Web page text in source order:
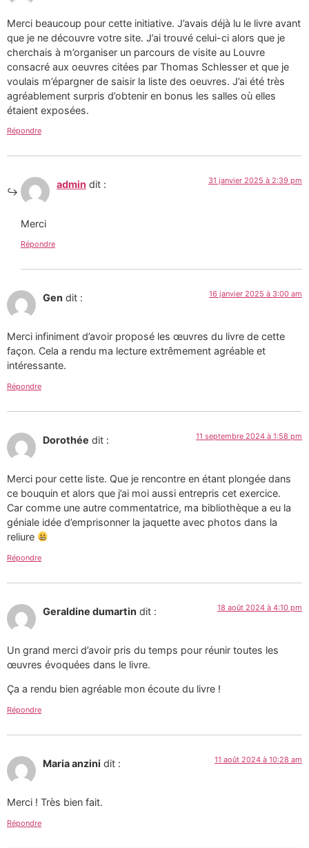
Merci beaucoup pour cette initiative. J’avais déjà lu le livre avant
que je ne découvre votre site. J’ai trouvé celui-ci alors que je
cherchais à m’organiser un parcours de visite au Louvre
consacré aux oeuvres citées par Thomas Schlesser et que je
voulais m’épargner de saisir la liste des oeuvres. J’ai été très
agréablement surpris d’obtenir en bonus les salles où elles
étaient exposées.
Répondre
admin dit : 31 janvier 2025 à 2:39 pm
Merci
Répondre
Gen dit : 16 janvier 2025 à 3:00 am
Merci infiniment d’avoir proposé les œuvres du livre de cette
façon. Cela a rendu ma lecture extrêmement agréable et
intéressante.
Répondre
Dorothée dit : 11 septembre 2024 à 1:58 pm
Merci pour cette liste. Que je rencontre en étant plongée dans
ce bouquin et alors que j’ai moi aussi entrepris cet exercice.
Car comme une autre commentatrice, ma bibliothèque a eu la
géniale idée d’emprisonner la jaquette avec photos dans la
reliure
Répondre
Geraldine dumartin dit : 18 août 2024 à 4:10 pm
Un grand merci d’avoir pris du temps pour réunir toutes les
œuvres évoquées dans le livre.
Ça a rendu bien agréable mon écoute du livre !
Répondre
Maria anzini dit : 11 août 2024 à 10:28 am
Merci ! Très bien fait.
Répondre